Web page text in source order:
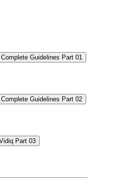
Guidelines Part 01
Guidelines Part 02
Part 03